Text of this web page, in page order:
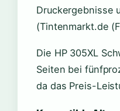
Druckergebnisse
(Tintenmarkt.de
Die HP 305XL
Seiten bei
da das Preis-